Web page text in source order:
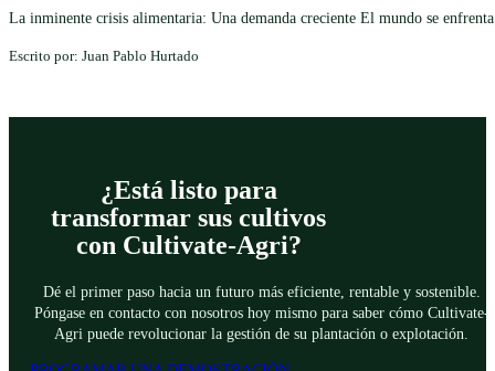
La inminente crisis alimentaria: Una demanda creciente El mundo se
Escrito por: Juan Pablo Hurtado
¿Está listo para
transformar sus cultivos
con Cultivate-Agri?
Dé el primer paso hacia un futuro más eficiente, rentable y sostenible.
Póngase en contacto con nosotros hoy mismo para saber cómo Cultivate-
Agri puede revolucionar la gestión de su plantación o explotación.